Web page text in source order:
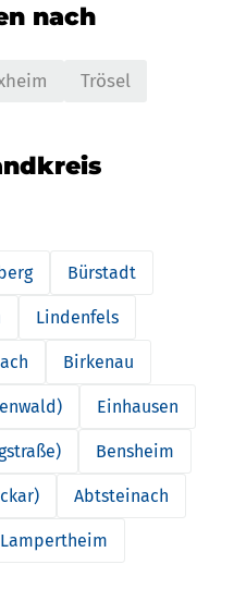
nach
Trösel
Bürstadt
Lindenfels
Birkenau
Einhausen
Bensheim
Abtsteinach
Lampertheim